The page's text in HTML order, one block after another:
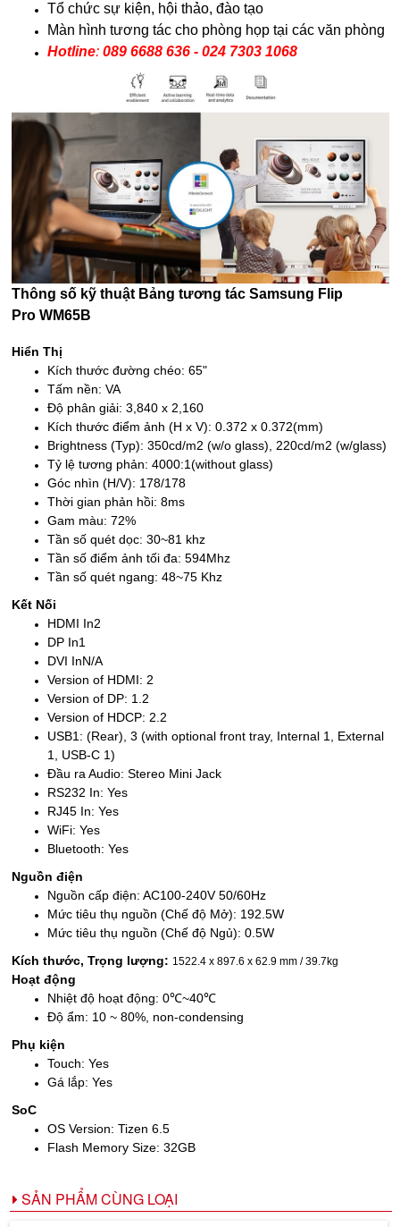
Tổ chức sự kiện, hội thảo, đào tạo
Màn hình tương tác cho phòng họp tại các văn phòng
Hotline: 089 6688 636 - 024 7303 1068
Thông số kỹ thuật Bảng tương tác Samsung Flip
Pro WM65B
Hiển Thị
Kích thước đường chéo: 65"
Tấm nền: VA
Độ phân giải: 3,840 x 2,160
Kích thước điểm ảnh (H x V): 0.372 x 0.372(mm)
Brightness (Typ): 350cd/m2 (w/o glass), 220cd/m2 (w/glass)
Tỷ lệ tương phản: 4000:1(without glass)
Góc nhìn (H/V): 178/178
Thời gian phản hồi: 8ms
Gam màu: 72%
Tần số quét dọc: 30~81 khz
Tần số điểm ảnh tối đa: 594Mhz
Tần số quét ngang: 48~75 Khz
Kết Nối
HDMI In2
DP In1
DVI InN/A
Version of HDMI: 2
Version of DP: 1.2
Version of HDCP: 2.2
USB1: (Rear), 3 (with optional front tray, Internal 1, External
1, USB-C 1)
Đầu ra Audio: Stereo Mini Jack
RS232 In: Yes
RJ45 In: Yes
WiFi: Yes
Bluetooth: Yes
Nguồn điện
Nguồn cấp điện: AC100-240V 50/60Hz
Mức tiêu thụ nguồn (Chế độ Mở): 192.5W
Mức tiêu thụ nguồn (Chế độ Ngủ): 0.5W
Kích thước, Trọng lượng: 1522.4 x 897.6 x 62.9 mm / 39.7kg
Hoạt động
Nhiệt độ hoạt động: 0℃~40℃
Độ ẩm: 10 ~ 80%, non-condensing
Phụ kiện
Touch: Yes
Gá lắp: Yes
SoC
OS Version: Tizen 6.5
Flash Memory Size: 32GB
SẢN PHẨM CÙNG LOẠI